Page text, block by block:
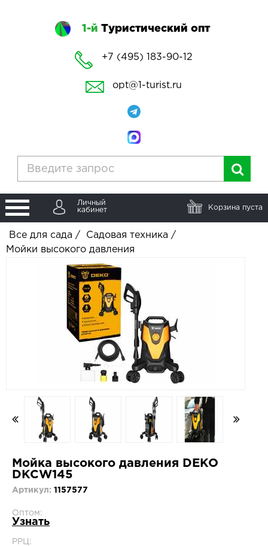
1-й Туристический опт
+7 (495) 183-90-12
opt@1-turist.ru
Личный
кабинет
Корзина пуста
Все для сада / Садовая техника /
Мойки высокого давления
Мойка высокого давления DEKO
DKCW145
Артикул: 1157577
Оптом:
Узнать
РРЦ: